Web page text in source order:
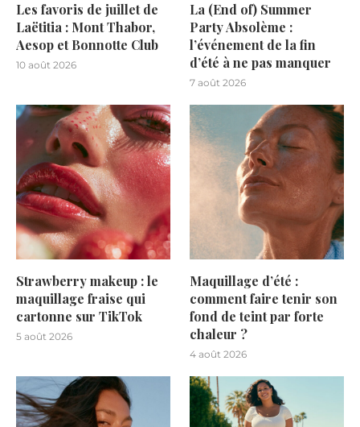
Les favoris de juillet de
Laëtitia : Mont Thabor,
Aesop et Bonnotte Club
10 août 2026
La (End of) Summer
Party Absolème :
l’événement de la fin
d’été à ne pas manquer
7 août 2026
Strawberry makeup : le
maquillage fraise qui
cartonne sur TikTok
5 août 2026
Maquillage d’été :
comment faire tenir son
fond de teint par forte
chaleur ?
4 août 2026